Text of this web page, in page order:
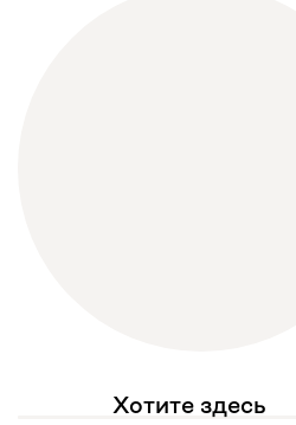
Хотите здесь